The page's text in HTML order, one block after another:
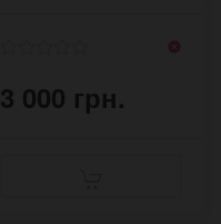
3 000 грн.